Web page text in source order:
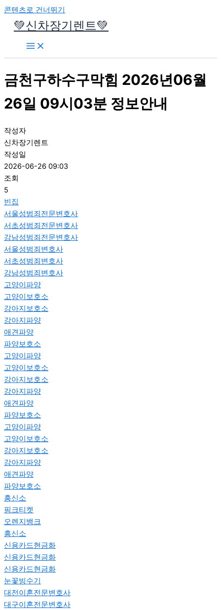
콘텐츠로 건너뛰기
💚신차장기렌트💚
금천구하수구막힘 2026년06월
26일 09시03분 정보안내
작성자
신차장기렌트
작성일
2026-06-26 09:03
조회
5
빈집
서울성범죄전문변호사
서초성범죄전문변호사
강남성범죄전문변호사
서울성범죄변호사
서초성범죄변호사
강남성범죄변호사
고양이파양
고양이보호소
강아지보호소
강아지파양
애견파양
파양보호소
고양이파양
고양이보호소
강아지보호소
강아지파양
애견파양
파양보호소
고양이파양
고양이보호소
강아지보호소
강아지파양
애견파양
파양보호소
흥신소
핑크티켓
오렌지뱅크
흥신소
신용카드현금화
신용카드현금화
신용카드현금화
눈꽃빙수기
대전이혼전문변호사
대구이혼전문변호사